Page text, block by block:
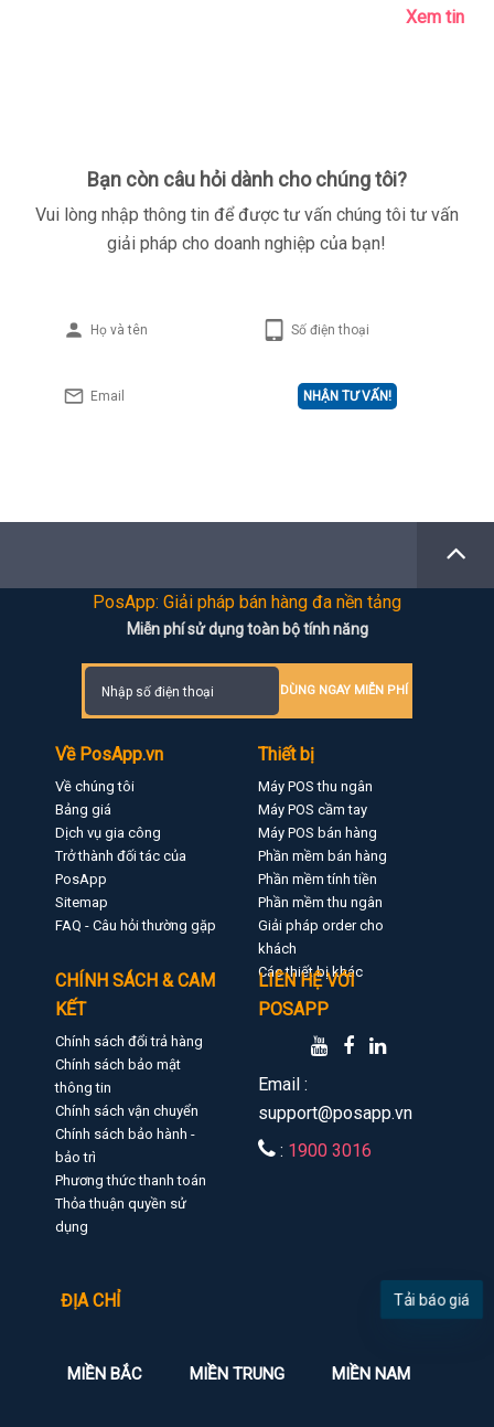
Xem tin
Bạn còn câu hỏi dành cho chúng tôi?
Vui lòng nhập thông tin để được tư vấn chúng tôi tư vấn
giải pháp cho doanh nghiệp của bạn!
NHẬN TƯ VẤN!
PosApp: Giải pháp bán hàng đa nền tảng
Miễn phí sử dụng toàn bộ tính năng
DÙNG NGAY MIỄN PHÍ
Về PosApp.vn
Về chúng tôi
Bảng giá
Dịch vụ gia công
Trở thành đối tác của
PosApp
Sitemap
FAQ - Câu hỏi thường gặp
Thiết bị
Máy POS thu ngân
Máy POS cầm tay
Máy POS bán hàng
Phần mềm bán hàng
Phần mềm tính tiền
Phần mềm thu ngân
Giải pháp order cho
khách
Các thiết bị khác
CHÍNH SÁCH & CAM
KẾT
Chính sách đổi trả hàng
Chính sách bảo mật
thông tin
Chính sách vận chuyển
Chính sách bảo hành -
bảo trì
Phương thức thanh toán
Thỏa thuận quyền sử
dụng
LIÊN HỆ VỚI
POSAPP
Email :
support@posapp.vn
: 1900 3016
ĐỊA CHỈ
MIỀN BẮC MIỀN TRUNG MIỀN NAM